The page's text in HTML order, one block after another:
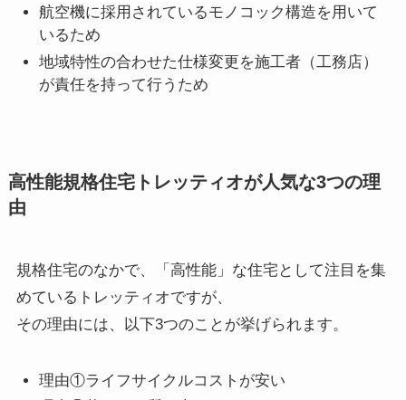
航空機に採用されているモノコック構造を用いて
いるため
地域特性の合わせた仕様変更を施工者（工務店）
が責任を持って行うため
高性能規格住宅トレッティオが人気な3つの理
由
規格住宅のなかで、「高性能」な住宅として注目を集
めているトレッティオですが、
その理由には、以下3つのことが挙げられます。
理由①ライフサイクルコストが安い